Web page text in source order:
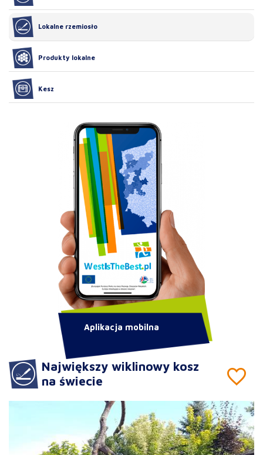
Największy wiklinowy kosz
na świecie
Lokalne rzemiosło
Produkty lokalne
Kesz
Aplikacja mobilna